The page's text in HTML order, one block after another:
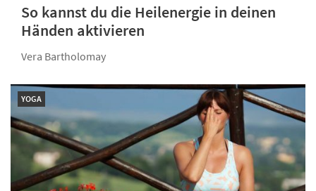
So kannst du die Heilenergie in deinen
Händen aktivieren
Vera Bartholomay
YOGA